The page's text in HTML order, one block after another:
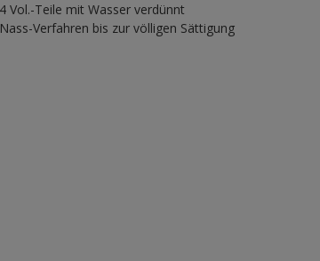
Vol.-Teile mit Wasser verdünnt
Verfahren bis zur völligen Sättigung